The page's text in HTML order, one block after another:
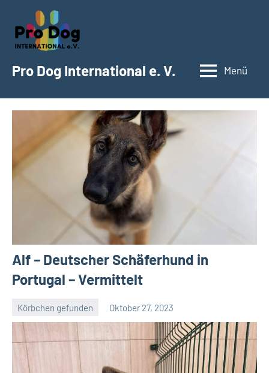
Inhalt
springen
Pro Dog International e. V. Menü
Alf – Deutscher Schäferhund in
Portugal – Vermittelt
Körbchen gefunden Oktober 27, 2023